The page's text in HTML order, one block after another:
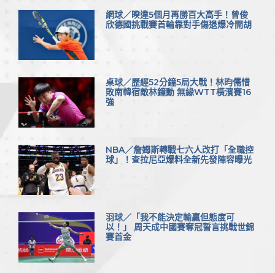
網球／暌違5個月再勝百大高手！曾俊
欣德國挑戰賽首輪靠對手傷退爆冷開胡
桌球／歷經52分鐘5局大戰！林昀儒惜
敗南韓宿敵林鐘勳 無緣WTT橫濱賽16
強
NBA／詹姆斯轉戰七六人改打「全職控
球」！查拉尼亞爆料全新先發陣容曝光
羽球／「我不能決定輸贏但態度可
以！」 周天成中國賽奪冠誓言挑戰世錦
賽首金